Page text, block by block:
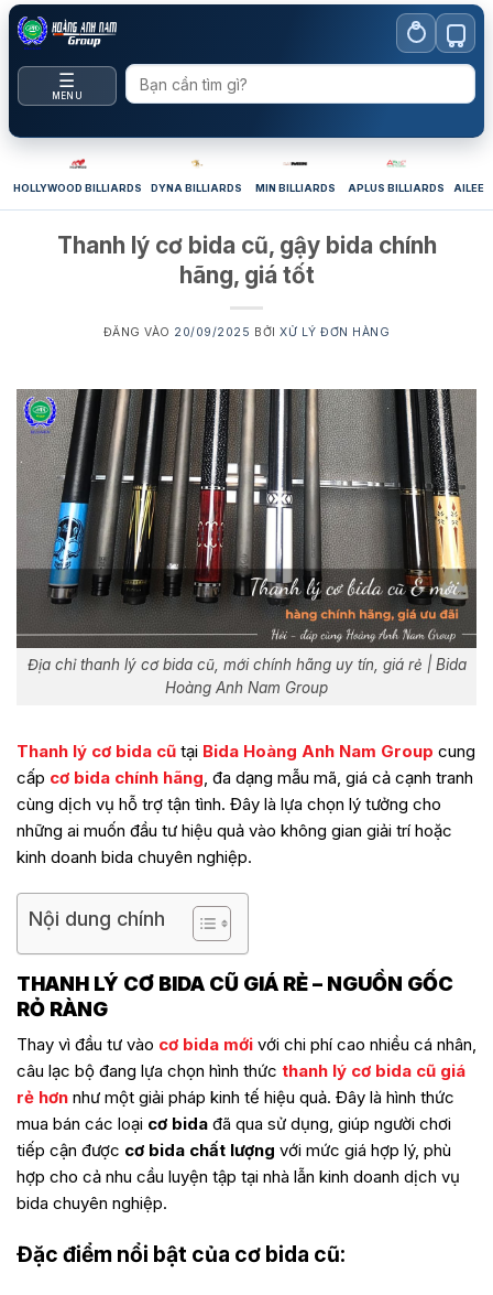
Bỏ
qua
nội
☰
MENU
HOLLYWOOD BILLIARDS DYNA BILLIARDS MIN BILLIARDS APLUS BILLIARDS
Thanh lý cơ bida cũ, gậy bida chính
hãng, giá tốt
ĐĂNG VÀO 20/09/2025 BỞIXỬ LÝ ĐƠN HÀNG
Địa chỉ thanh lý cơ bida cũ, mới chính hãng uy tín, giá rẻ | Bida
Hoàng Anh Nam Group
Thanh lý cơ bida cũ tại Bida Hoàng Anh Nam Group cung
cấp cơ bida chính hãng, đa dạng mẫu mã, giá cả cạnh tranh
cùng dịch vụ hỗ trợ tận tình. Đây là lựa chọn lý tưởng cho
những ai muốn đầu tư hiệu quả vào không gian giải trí hoặc
kinh doanh bida chuyên nghiệp.
Nội dung chính
THANH LÝ CƠ BIDA CŨ GIÁ RẺ – NGUỒN GỐC
RỎ RÀNG
Thay vì đầu tư vào cơ bida mới với chi phí cao nhiều cá nhân,
câu lạc bộ đang lựa chọn hình thức thanh lý cơ bida cũ giá
rẻ hơn như một giải pháp kinh tế hiệu quả. Đây là hình thức
mua bán các loại cơ bida đã qua sử dụng, giúp người chơi
tiếp cận được cơ bida chất lượng với mức giá hợp lý, phù
hợp cho cả nhu cầu luyện tập tại nhà lẫn kinh doanh dịch vụ
bida chuyên nghiệp.
Đặc điểm nổi bật của cơ bida cũ: